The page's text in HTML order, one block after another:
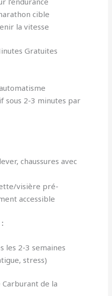
cible
la vitesse
Gratuites
sous 2-3 minutes par
chaussures avec
visière pré-
accessible
les 2-3 semaines
stress)
de la